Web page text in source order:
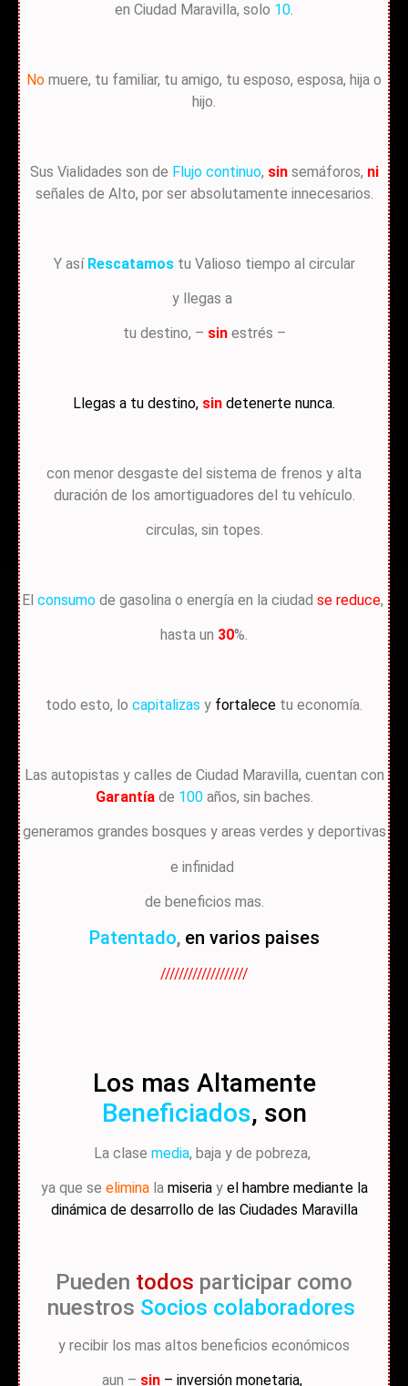
en Ciudad Maravilla, solo 10.
No muere, tu familiar, tu amigo, tu esposo, esposa, hija o
hijo.
Sus Vialidades son de Flujo continuo, sinsemáforos, ni
señales de Alto, por ser absolutamente innecesarios.
Y así Rescatamostu Valioso tiempo al circular
y llegas a
tu destino, – sinestrés –
Llegas a tu destino, sin detenerte nunca.
con menor desgaste del sistema de frenos y alta
duración de los amortiguadores del tu vehículo.
circulas, sin topes.
El consumode gasolina o energía en la ciudad se reduce,
hasta un 30%.
todo esto, lo capitalizas y fortalece tu economía.
Las autopistas y calles de Ciudad Maravilla, cuentan con
Garantíade 100años, sin baches.
generamos grandes bosques y areas verdes y deportivas
e infinidad
de beneficios mas.
Patentado, en varios paises
///////////////////
Los mas Altamente
Beneficiados, son
La clase media, baja y de pobreza,
ya que se eliminala miseriay el hambre mediante la
dinámica de desarrollo de las Ciudades Maravilla
Pueden todos participar como
nuestros Socios colaboradores
y recibir los mas altos beneficios económicos
aun – sin – inversión monetaria,